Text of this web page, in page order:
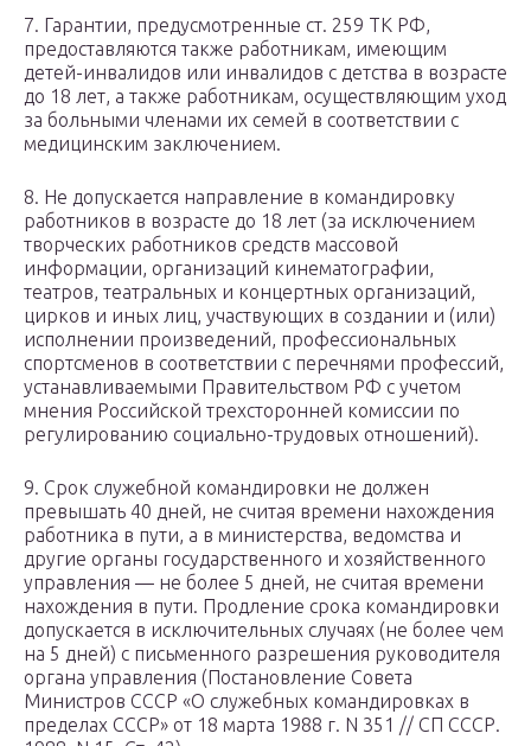
7. Гарантии, предусмотренные ст. 259 ТК РФ,
предоставляются также работникам, имеющим
детей-инвалидов или инвалидов с детства в возрасте
до 18 лет, а также работникам, осуществляющим уход
за больными членами их семей в соответствии с
медицинским заключением.
8. Не допускается направление в командировку
работников в возрасте до 18 лет (за исключением
творческих работников средств массовой
информации, организаций кинематографии,
театров, театральных и концертных организаций,
цирков и иных лиц, участвующих в создании и (или)
исполнении произведений, профессиональных
спортсменов в соответствии с перечнями профессий,
устанавливаемыми Правительством РФ с учетом
мнения Российской трехсторонней комиссии по
регулированию социально-трудовых отношений).
9. Срок служебной командировки не должен
превышать 40 дней, не считая времени нахождения
работника в пути, а в министерства, ведомства и
другие органы государственного и хозяйственного
управления — не более 5 дней, не считая времени
нахождения в пути. Продление срока командировки
допускается в исключительных случаях (не более чем
на 5 дней) с письменного разрешения руководителя
органа управления (Постановление Совета
Министров СССР «О служебных командировках в
пределах СССР» от 18 марта 1988 г. N 351 // СП СССР.